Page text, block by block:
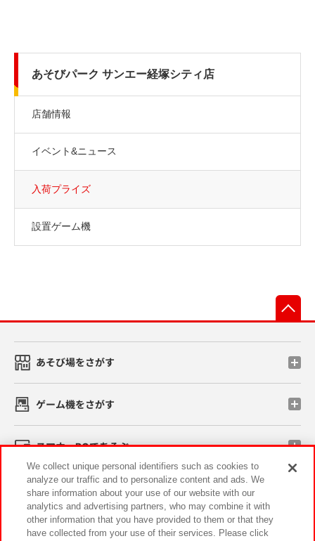
あそびパーク サンエー経塚シティ店
店舗情報
イベント&ニュース
入荷プライズ
設置ゲーム機
あそび場をさがす
ゲーム機をさがす
スマホ・PCであそぶ
イベント・キャンペーン
We collect unique personal identifiers such as cookies to
analyze our traffic and to personalize content and ads. We
share information about your use of our website with our
analytics and advertising partners, who may combine it with
other information that you have provided to them or that they
have collected from your use of their services. Please click